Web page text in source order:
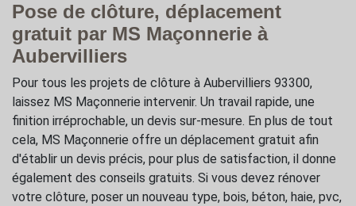
Pose de clôture, déplacement
gratuit par MS Maçonnerie à
Aubervilliers
Pour tous les projets de clôture à Aubervilliers 93300,
laissez MS Maçonnerie intervenir. Un travail rapide, une
finition irréprochable, un devis sur-mesure. En plus de tout
cela, MS Maçonnerie offre un déplacement gratuit afin
d'établir un devis précis, pour plus de satisfaction, il donne
également des conseils gratuits. Si vous devez rénover
votre clôture, poser un nouveau type, bois, béton, haie, pvc,